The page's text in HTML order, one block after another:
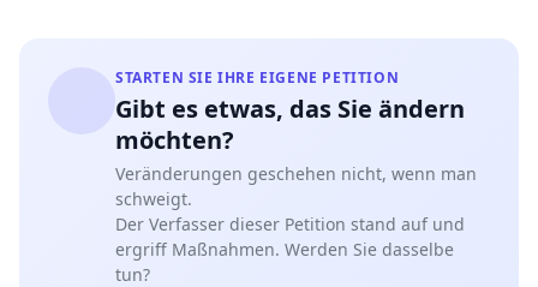
STARTEN SIE IHRE EIGENE PETITION
Gibt es etwas, das Sie ändern
möchten?
Veränderungen geschehen nicht, wenn man
schweigt.
Der Verfasser dieser Petition stand auf und
ergriff Maßnahmen. Werden Sie dasselbe
tun?